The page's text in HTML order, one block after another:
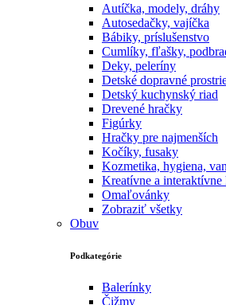
Autíčka, modely, dráhy
Autosedačky, vajíčka
Bábiky, príslušenstvo
Cumlíky, fľašky,
Deky, peleríny
Detské dopravné
Detský kuchynský riad
Drevené hračky
Figúrky
Hračky pre najmenších
Kočíky, fusaky
Kozmetika, hygiena,
Kreatívne a interaktívne
Omaľovánky
Zobraziť všetky
Obuv
Podkategórie
Balerínky
Čižmy